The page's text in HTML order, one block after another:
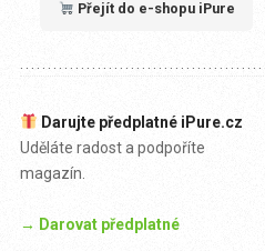
Přejít do e-shopu iPure
Darujte předplatné iPure.cz
Uděláte radost a podpoříte
magazín.
→ Darovat předplatné